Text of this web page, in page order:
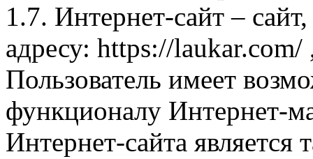
1.7. Интернет-сайт –
адресу: https://laukar.com/
Пользователь имеет
функционалу Интернет-
Интернет-сайта